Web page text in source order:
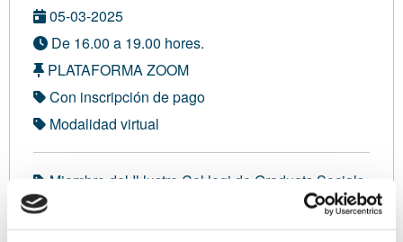
05-03-2025
De 16.00 a 19.00 hores.
PLATAFORMA ZOOM
Con inscripción de pago
Modalidad virtual
Miembro del Il·lustre Col·legi de Graduats Socials
de Tarragona:
Miembro del Il·lustre Col·legi de Graduats Socials